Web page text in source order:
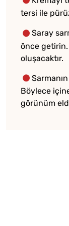
tersi ile
Saray
önce
oluşacaktır.
Böylece
görünüm